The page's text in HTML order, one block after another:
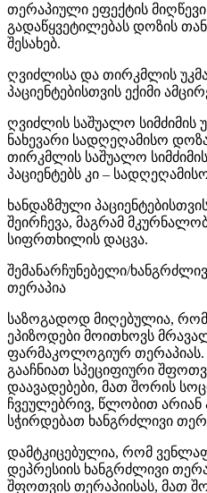
თერაპიული ეფექტის
გადაწყვეტილებას დოზის
შესახებ.
ღვიძლისა და თირკმლის
პაციენტებისთვის ექიმი
ღვიძლის საშუალო სიმძიმის
ნახევარი სადღეღამისო
თირკმლის საშუალო
პაციენტებს კი –
ხანდაზმული
შეირჩევა, მაგრამ
სიფრთხილის დაცვა.
შემანარჩუნებელი/
თერაპია
საზოგადოდ მიღებულია, რომ
ეპიზოდები მოითხოვს
ფარმაკოლოგიურ თერაპიას.
გააჩნიათ სპეციფიური
დაავადებები, მათ შორის
ჩვეულებრივ, წლობით არიან
სჭირდებათ ხანგრძლივი
დამტკიცებულია, რომ
დეპრესიის ხანგრძლივი
შფოთვის თერაპიისას, მათ